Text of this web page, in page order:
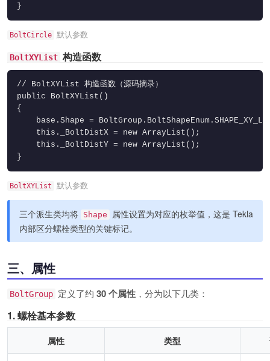
}
BoltCircle 默认参数
BoltXYList 构造函数
// BoltXYList 构造函数（源码摘录）
public BoltXYList()
{
base.Shape =
    this._BoltDistX = new ArrayList();
    this._BoltDistY = new ArrayList();
}
BoltXYList 默认参数
三个派生类均将 Shape
属性设置为对应的枚举值，这是 Tekla
内部区分螺栓类型的关键标记。
三、属性
BoltGroup 定义了约 30 个属性 ，分为以下几类：
1. 螺栓基本参数
属性 类型